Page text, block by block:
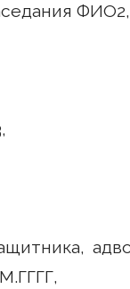
ФИО2,